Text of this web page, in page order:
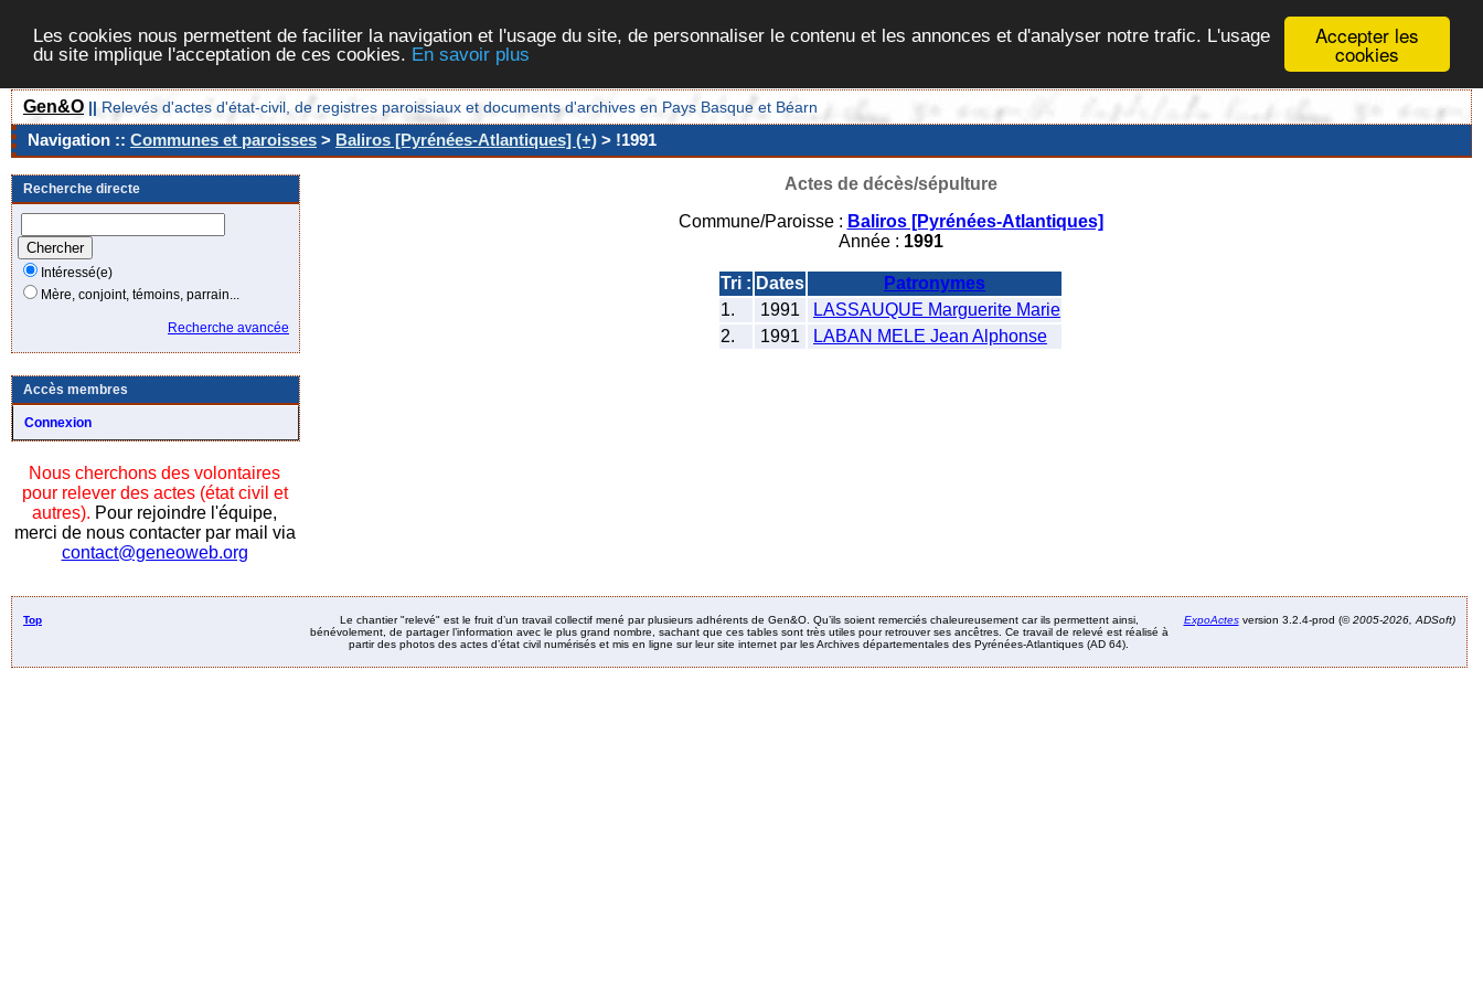
Accepter les
cookies
Les cookies nous permettent de faciliter la navigation et l'usage du site, de personnaliser le contenu et les annonces et d'analyser notre trafic. L'usage
du site implique l'acceptation de ces cookies. En savoir plus
Gen&O || Relevés d'actes d'état-civil, de registres paroissiaux et documents d'archives en Pays Basque et Béarn
Navigation :: Communes et paroisses > Baliros [Pyrénées-Atlantiques] (+) > !1991
Recherche directe
Intéressé(e)
Mère, conjoint, témoins, parrain...
Recherche avancée
Accès membres
Connexion
Nous cherchons des volontaires
pour relever des actes (état civil et
autres). Pour rejoindre l'équipe,
merci de nous contacter par mail via
contact@geneoweb.org
Actes de décès/sépulture
Commune/Paroisse : Baliros [Pyrénées-Atlantiques]
Année : 1991
Tri : Dates
Patronymes
1.
1991
LASSAUQUE Marguerite Marie
2.
1991 LABAN MELE Jean Alphonse
Top
Le chantier "relevé" est le fruit d’un travail collectif mené par plusieurs adhérents de Gen&O. Qu’ils soient remerciés chaleureusement car ils permettent ainsi,
bénévolement, de partager l’information avec le plus grand nombre, sachant que ces tables sont très utiles pour retrouver ses ancêtres. Ce travail de relevé est réalisé à
partir des photos des actes d’état civil numérisés et mis en ligne sur leur site internet par les Archives départementales des Pyrénées-Atlantiques (AD 64).
ExpoActesversion 3.2.4-prod (©2005-2026, ADSoft)